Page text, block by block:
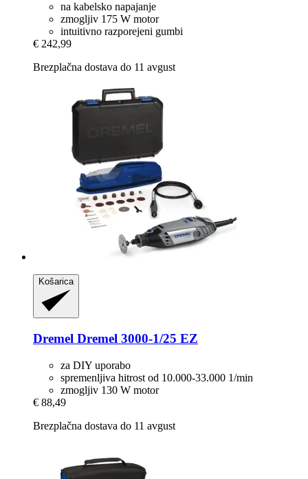
na kabelsko napajanje
zmogljiv 175 W motor
intuitivno razporejeni gumbi
€ 242,99
Brezplačna dostava do 11 avgust
Košarica
Dremel Dremel 3000-​1/25 EZ
za DIY uporabo
spremenljiva hitrost od 10.000-33.000 1/min
zmogljiv 130 W motor
€ 88,49
Brezplačna dostava do 11 avgust